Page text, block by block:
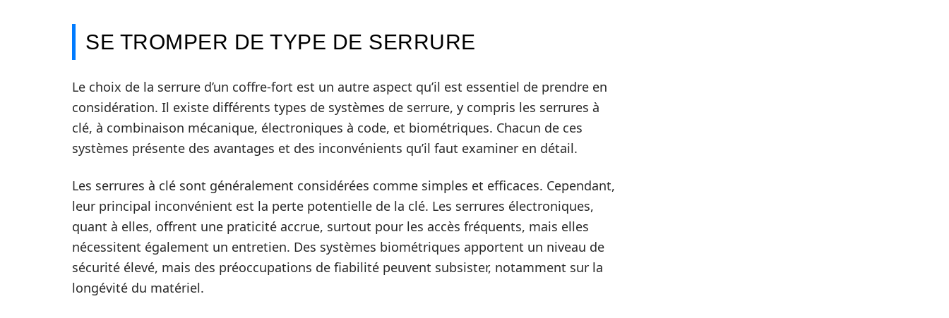
SE TROMPER DE TYPE DE SERRURE
Le choix de la serrure d’un coffre-fort est un autre aspect qu’il est essentiel de prendre en
considération. Il existe différents types de systèmes de serrure, y compris les serrures à
clé, à combinaison mécanique, électroniques à code, et biométriques. Chacun de ces
systèmes présente des avantages et des inconvénients qu’il faut examiner en détail.
Les serrures à clé sont généralement considérées comme simples et efficaces. Cependant,
leur principal inconvénient est la perte potentielle de la clé. Les serrures électroniques,
quant à elles, offrent une praticité accrue, surtout pour les accès fréquents, mais elles
nécessitent également un entretien. Des systèmes biométriques apportent un niveau de
sécurité élevé, mais des préoccupations de fiabilité peuvent subsister, notamment sur la
longévité du matériel.